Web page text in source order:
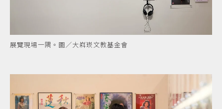
展覽現場一隅。圖／大嵙崁文教基金會